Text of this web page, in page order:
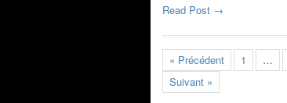
Read Post →
« Précédent 1 …
Suivant »